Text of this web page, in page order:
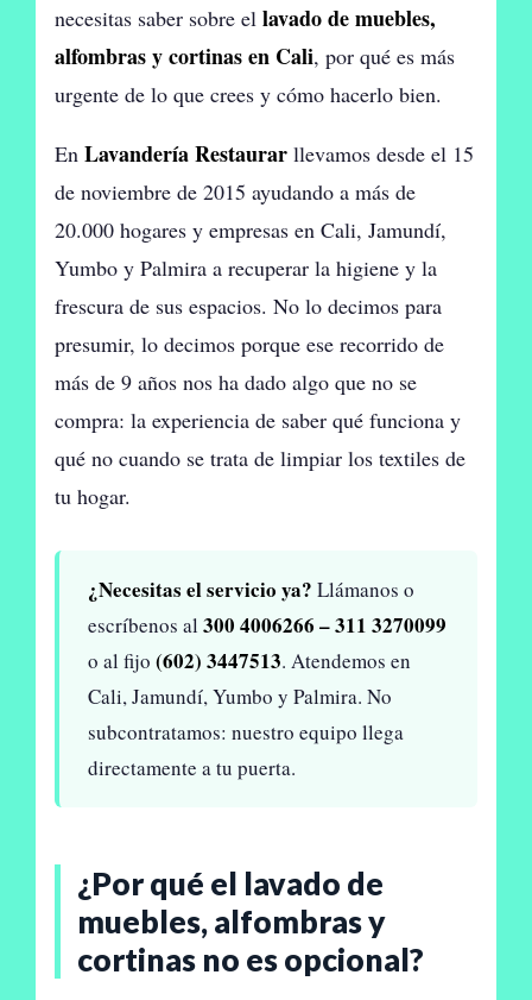
necesitas saber sobre el lavado de muebles,
alfombras y cortinas en Cali, por qué es más
urgente de lo que crees y cómo hacerlo bien.
En Lavandería Restaurar llevamos desde el 15
de noviembre de 2015 ayudando a más de
20.000 hogares y empresas en Cali, Jamundí,
Yumbo y Palmira a recuperar la higiene y la
frescura de sus espacios. No lo decimos para
presumir, lo decimos porque ese recorrido de
más de 9 años nos ha dado algo que no se
compra: la experiencia de saber qué funciona y
qué no cuando se trata de limpiar los textiles de
tu hogar.
¿Necesitas el servicio ya? Llámanos o
escríbenos al 300 4006266 – 311 3270099
o al fijo (602) 3447513. Atendemos en
Cali, Jamundí, Yumbo y Palmira. No
subcontratamos: nuestro equipo llega
directamente a tu puerta.
¿Por qué el lavado de
muebles, alfombras y
cortinas no es opcional?